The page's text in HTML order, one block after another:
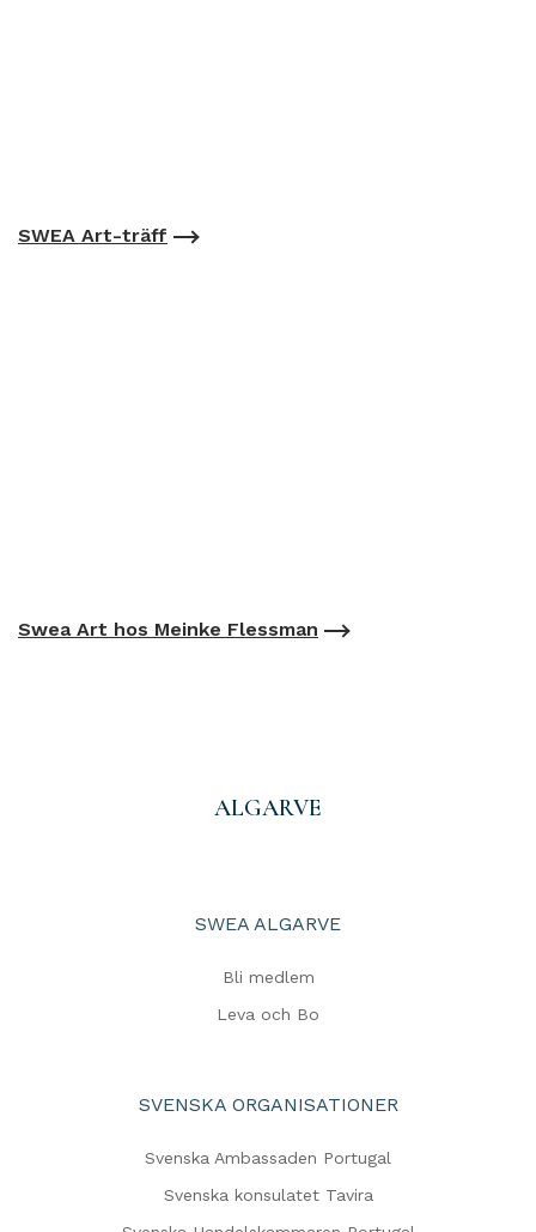
SWEA Art-träff
Swea Art hos Meinke Flessman
ALGARVE
SWEA ALGARVE
Bli medlem
Leva och Bo
SVENSKA ORGANISATIONER
Svenska Ambassaden Portugal
Svenska konsulatet Tavira